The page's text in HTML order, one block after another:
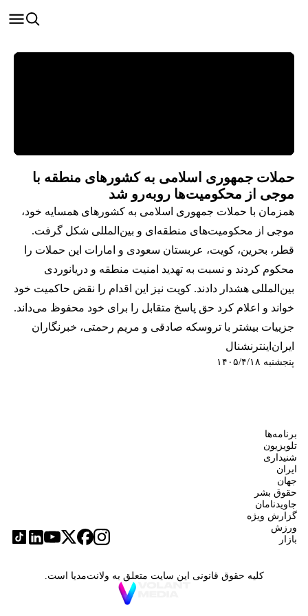
حملات جمهوری اسلامی به کشورهای منطقه با
موجی از محکومیت‌ها روبه‌رو شد
همزمان با حملات جمهوری اسلامی به کشورهای همسایه خود،
موجی از محکومیت‌های منطقه‌ای و بین‌المللی شکل گرفت.
قطر، بحرین، کویت، عربستان سعودی و امارات این حملات را
محکوم کردند و نسبت به تهدید امنیت منطقه و دریانوردی
بین‌المللی هشدار دادند. کویت نیز این اقدام را نقض حاکمیت خود
خواند و اعلام کرد حق پاسخ متقابل را برای خود محفوظ می‌داند.
جزییات بیشتر با تروسکه صادقی و مریم رحمتی، خبرنگاران
ایران‌اینترنشنال
پنجشنبه ۱۴۰۵/۴/۱۸
برنامه‌ها
تلویزیون
شنیداری
ایران
جهان
حقوق بشر
جاویدنامان
گزارش ویژه
ورزش
بازار
کلیه حقوق قانونی این سایت متعلق به ولانت‌مدیا است.